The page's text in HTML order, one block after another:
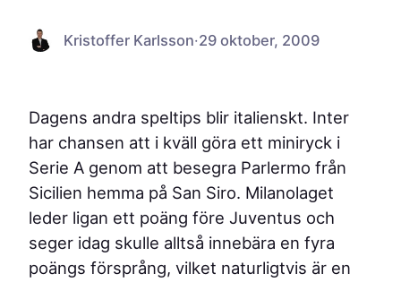
Kristoffer Karlsson·29 oktober, 2009
Dagens andra speltips blir italienskt. Inter
har chansen att i kväll göra ett miniryck i
Serie A genom att besegra Parlermo från
Sicilien hemma på San Siro. Milanolaget
leder ligan ett poäng före Juventus och
seger idag skulle alltså innebära en fyra
poängs försprång, vilket naturligtvis är en